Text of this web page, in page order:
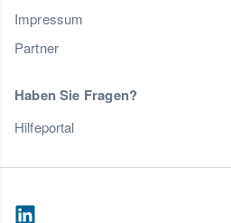
Impressum
Partner
Haben Sie Fragen?
Hilfeportal